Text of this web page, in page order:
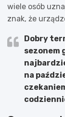
wiele osób
znak, że
Dobry
sezonem
na